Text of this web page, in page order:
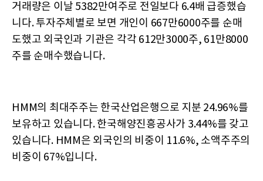
거래량은 이날 5382만여주로 전일보다 6.4배 급증했습
니다. 투자주체별로 보면 개인이 667만6000주를 순매
도했고 외국인과 기관은 각각 612만3000주, 61만8000
주를 순매수했습니다.
HMM의 최대주주는 한국산업은행으로 지분 24.96%를
보유하고 있습니다. 한국해양진흥공사가 3.44%를 갖고
있습니다. HMM은 외국인의 비중이 11.6%, 소액주주의
비중이 67%입니다.